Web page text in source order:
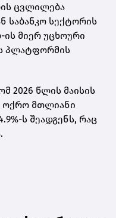
ცვლილება
საბანკო სექტორის
ის მიერ უცხოური
პლატფორმის
2026 წლის მაისის
ოქრო მთლიანი
ს შეადგენს, რაც